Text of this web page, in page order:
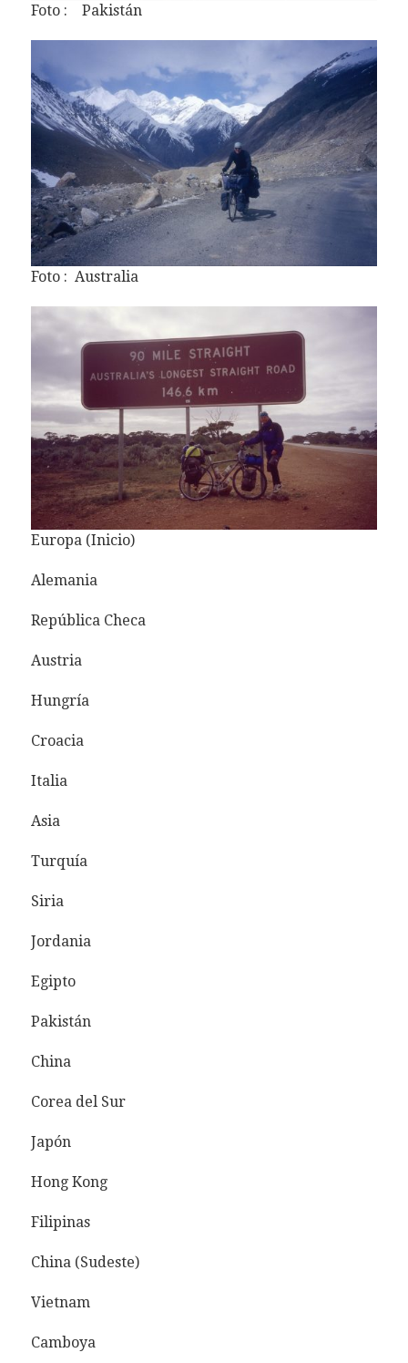
Foto : Pakistán
Foto : Australia
Europa (Inicio)
Alemania
República Checa
Austria
Hungría
Croacia
Italia
Asia
Turquía
Siria
Jordania
Egipto
Pakistán
China
Corea del Sur
Japón
Hong Kong
Filipinas
China (Sudeste)
Vietnam
Camboya